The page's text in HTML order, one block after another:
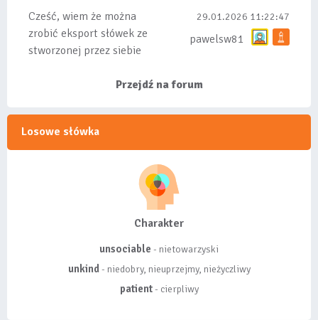
Cześć, wiem że można
zrobić eksport słówek ze
stworzonej przez siebie
29.01.2026 11:22:47
pawelsw81
Przejdź na forum
Losowe słówka
Charakter
unsociable - nietowarzyski
unkind- niedobry, nieuprzejmy, nieżyczliwy
patient- cierpliwy